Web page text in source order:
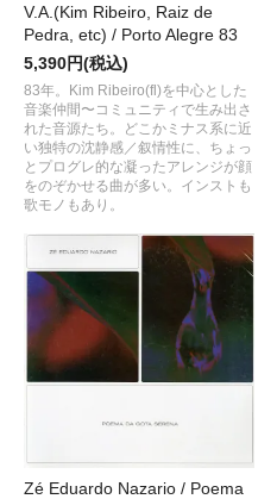
V.A.(Kim Ribeiro, Raiz de
Pedra, etc) / Porto Alegre 83
5,390円(税込)
83年。Kim Ribeiro(fl)を中心とした
音楽仲間〜コミュニティで生み出さ
れた音源たち。どこかミナス系に近
い独特の沈静感／叙情性に、ちょっ
とプログレ的な凝ったアレンジが顔
をのぞかせる曲が多い。インストも
歌モノもあり。
Zé Eduardo Nazario / Poema